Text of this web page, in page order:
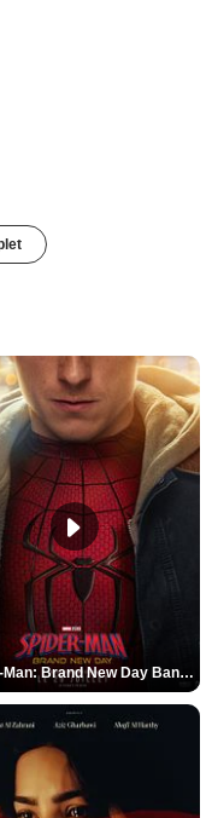
Spider-Man: Brand New Day Bande-annonce VO STFR